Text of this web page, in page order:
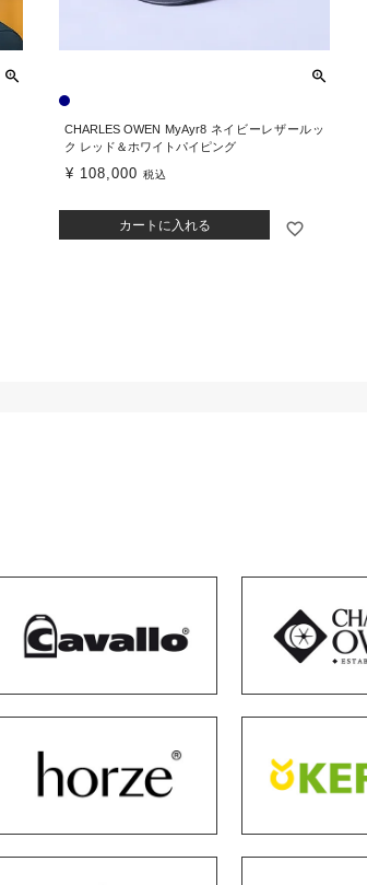
CHARLES OWEN MyAyr8 ネイビーレザールッ
ク レッド＆ホワイトパイピング
¥ 108,000 税込
カートに入れる